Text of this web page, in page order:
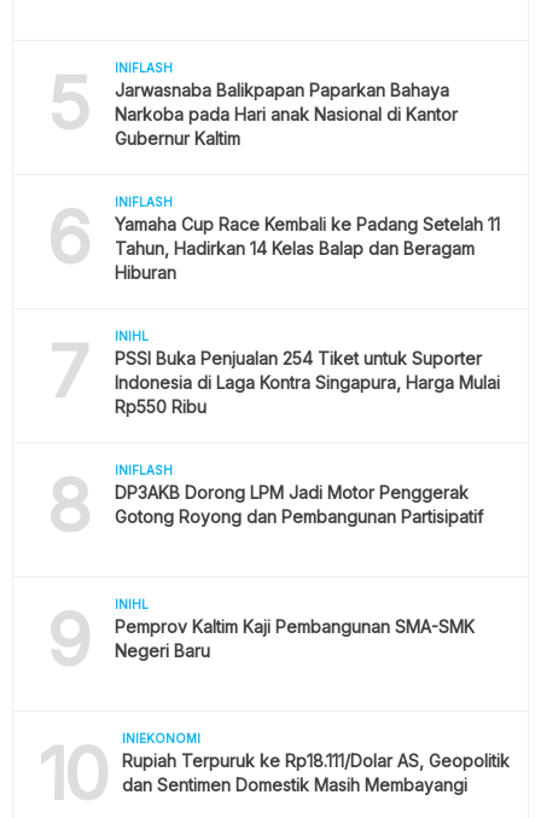
5 INIFLASH
Jarwasnaba Balikpapan Paparkan Bahaya
Narkoba pada Hari anak Nasional di Kantor
Gubernur Kaltim
6 INIFLASH
Yamaha Cup Race Kembali ke Padang Setelah 11
Tahun, Hadirkan 14 Kelas Balap dan Beragam
Hiburan
7 INIHL
PSSI Buka Penjualan 254 Tiket untuk Suporter
Indonesia di Laga Kontra Singapura, Harga Mulai
Rp550 Ribu
8 INIFLASH
DP3AKB Dorong LPM Jadi Motor Penggerak
Gotong Royong dan Pembangunan Partisipatif
9 INIHL
Pemprov Kaltim Kaji Pembangunan SMA-SMK
Negeri Baru
10 INIEKONOMI
Rupiah Terpuruk ke Rp18.111/Dolar AS, Geopolitik
dan Sentimen Domestik Masih Membayangi